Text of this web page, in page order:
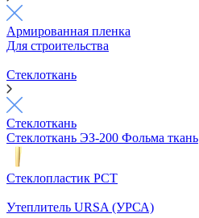
Армированная пленка
Для строительства
Стеклоткань
Стеклоткань
Стеклоткань ЭЗ-200 Фольма ткань
Стеклопластик РСТ
Утеплитель URSA (УРСА)